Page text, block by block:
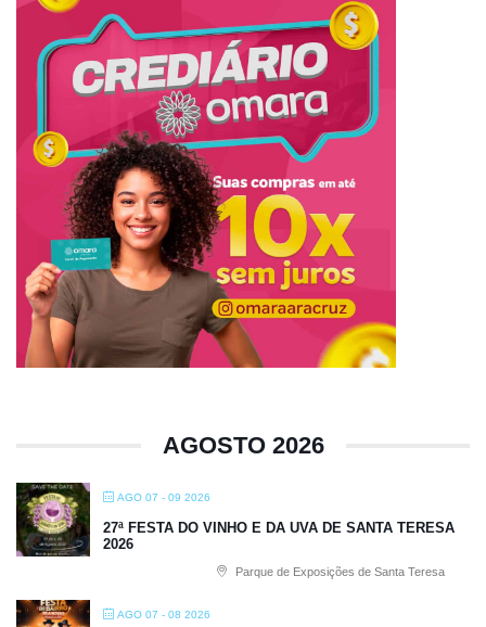
AGOSTO 2026
AGO 07 - 09 2026
27ª FESTA DO VINHO E DA UVA DE SANTA TERESA
2026
Parque de Exposições de Santa Teresa
AGO 07 - 08 2026